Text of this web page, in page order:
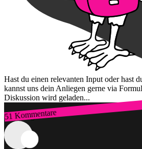
Hast du einen relevanten Input oder hast
kannst uns dein Anliegen gerne via
Diskussion wird geladen...
51 Kommentare
Zum Login